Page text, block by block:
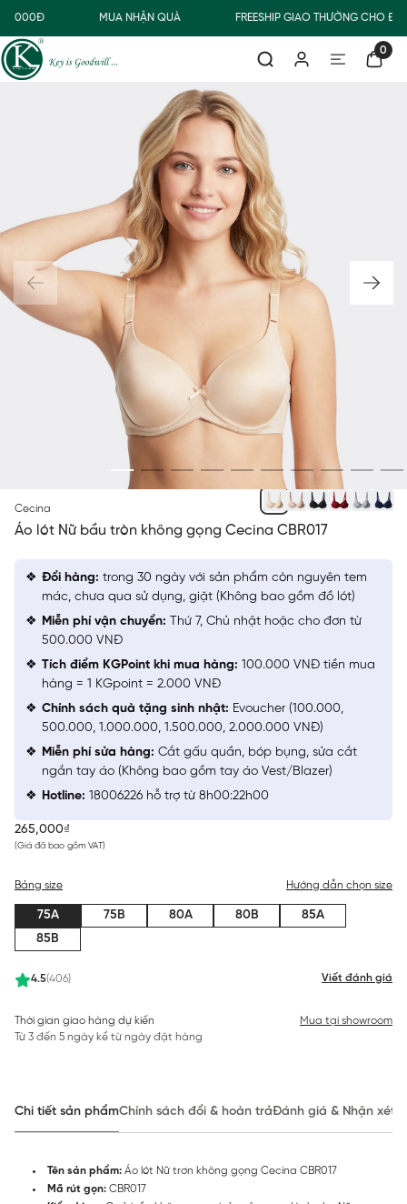
MUA NHẬN QUÀ FREESHIP GIAO THƯỜNG CHO
0
Cecina
Áo lót Nữ bầu tròn không gọng Cecina CBR017
265,000₫
(Giá đã bao gồm VAT)
4.5(406) Viết đánh giá
Bảng size Hướng dẫn chọn size
75A 75B 80A 80B
85A
85B
Thời gian giao hàng dự kiến
Từ 3 đến 5 ngày kể từ ngày đặt hàng
Mua tại showroom
Đổi hàng: trong 30 ngày với sản phẩm còn nguyên tem
mác, chưa qua sử dụng, giặt (Không bao gồm đồ lót)
Miễn phí vận chuyển: Thứ 7, Chủ nhật hoặc cho đơn từ
500.000 VNĐ
Tích điểm KGPoint khi mua hàng: 100.000 VNĐ tiền mua
hàng = 1 KGpoint = 2.000 VNĐ
Chính sách quà tặng sinh nhật: Evoucher (100.000,
500.000, 1.000.000, 1.500.000, 2.000.000 VNĐ)
Miễn phí sửa hàng: Cắt gấu quần, bóp bụng, sửa cắt
ngắn tay áo (Không bao gồm tay áo Vest/Blazer)
Hotline: 18006226 hỗ trợ từ 8h00:22h00
Chi tiết sản phẩmChính sách đổi & hoàn trảĐánh giá & Nhận xét
Tên sản phẩm: Áo lót Nữ trơn không gọng Cecina CBR017
Mã rút gọn: CBR017